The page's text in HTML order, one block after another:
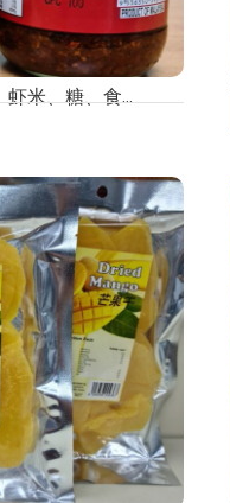
米、糖、食...